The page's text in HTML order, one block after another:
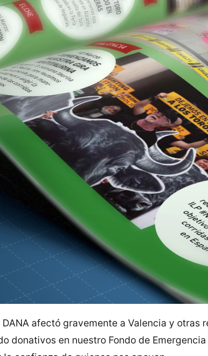
DANA afectó gravemente a Valencia y
donativos en nuestro Fondo de